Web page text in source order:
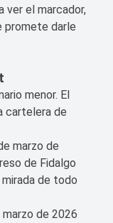
ver el marcador,
promete darle
menor. El
cartelera de
marzo de
de Fidalgo
de todo
de 2026